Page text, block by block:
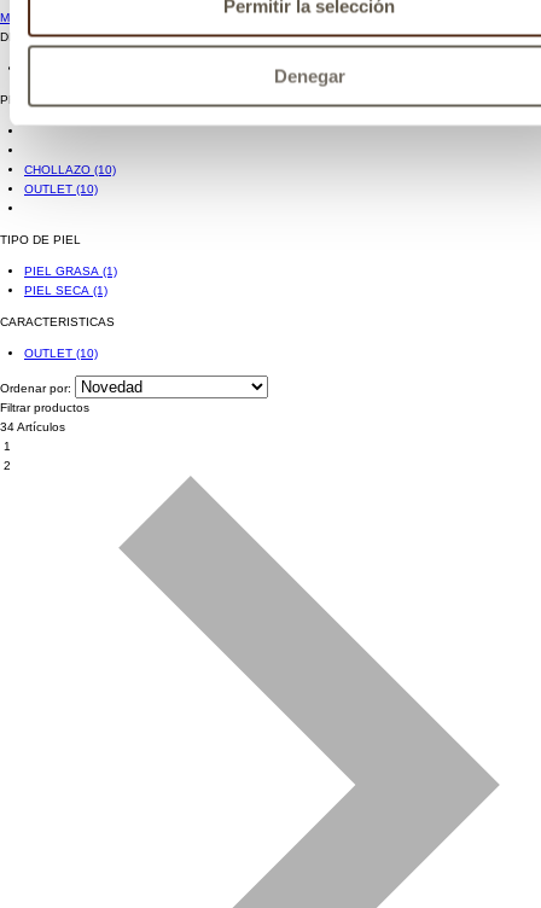
Permitir la selección
Denegar
Más marcas
DISPONIBILIDAD
PROMOCIONES
CHOLLAZO (10)
OUTLET (10)
TIPO DE PIEL
PIEL GRASA (1)
PIEL SECA (1)
CARACTERISTICAS
OUTLET (10)
Ordenar por:
Filtrar productos
34 Artículos
1
2